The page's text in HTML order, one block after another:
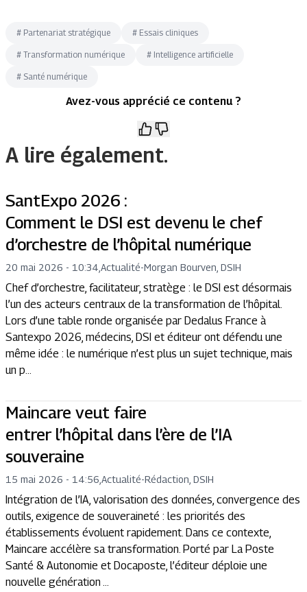
# Partenariat stratégique # Essais cliniques
# Transformation numérique # Intelligence artificielle
# Santé numérique
Avez-vous apprécié ce contenu ?
A lire également.
SantExpo 2026 :
Comment le DSI est devenu le chef
d’orchestre de l’hôpital numérique
20 mai 2026 - 10:34 Actualité-Morgan Bourven, DSIH
Chef d’orchestre, facilitateur, stratège : le DSI est désormais
l’un des acteurs centraux de la transformation de l’hôpital.
Lors d’une table ronde organisée par Dedalus France à
Santexpo 2026, médecins, DSI et éditeur ont défendu une
même idée : le numérique n’est plus un sujet technique, mais
un p...
Maincare veut faire
entrer l’hôpital dans l’ère de l’IA
souveraine
15 mai 2026 - 14:56 Actualité-Rédaction, DSIH
Intégration de l’IA, valorisation des données, convergence des
outils, exigence de souveraineté : les priorités des
établissements évoluent rapidement. Dans ce contexte,
Maincare accélère sa transformation. Porté par La Poste
Santé & Autonomie et Docaposte, l’éditeur déploie une
nouvelle génération ...